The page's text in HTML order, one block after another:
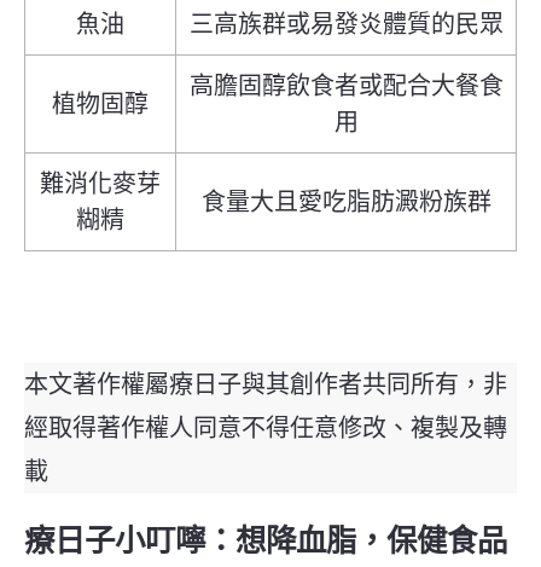
魚油 三高族群或易發炎體質的民眾
植物固醇
高膽固醇飲食者或配合大餐食
用
難消化麥芽
糊精
食量大且愛吃脂肪澱粉族群
本文著作權屬療日子與其創作者共同所有，非
經取得著作權人同意不得任意修改、複製及轉
載
療日子小叮嚀：想降血脂，保健食品